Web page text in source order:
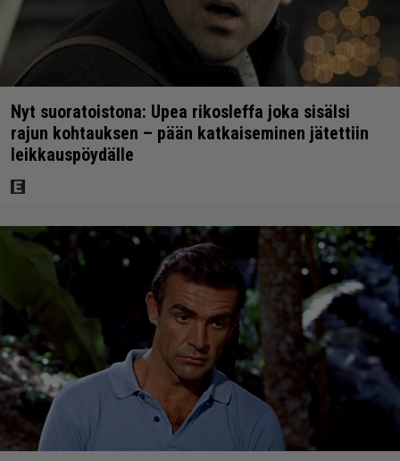
Nyt suoratoistona: Upea rikosleffa joka sisälsi
rajun kohtauksen – pään katkaiseminen jätettiin
leikkauspöydälle